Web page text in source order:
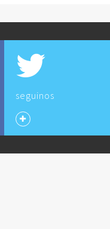
seguinos